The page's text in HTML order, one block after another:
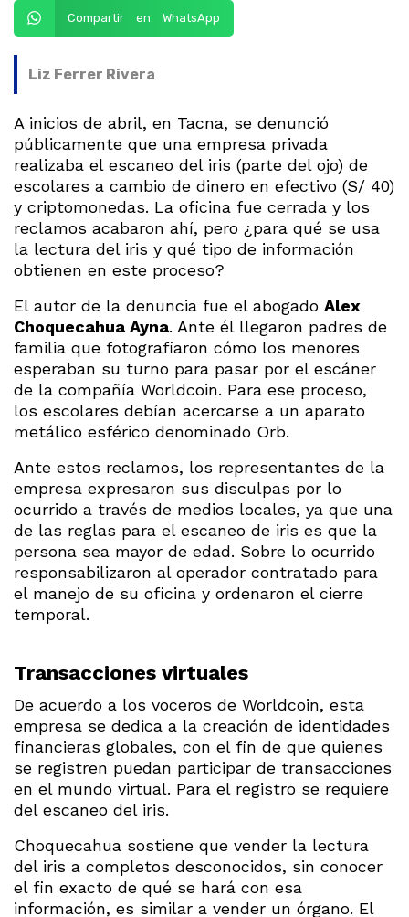
Compartir en WhatsApp
Liz Ferrer Rivera
A inicios de abril, en Tacna, se denunció
públicamente que una empresa privada
realizaba el escaneo del iris (parte del ojo) de
escolares a cambio de dinero en efectivo (S/ 40)
y criptomonedas. La oficina fue cerrada y los
reclamos acabaron ahí, pero ¿para qué se usa
la lectura del iris y qué tipo de información
obtienen en este proceso?
El autor de la denuncia fue el abogado Alex
Choquecahua Ayna. Ante él llegaron padres de
familia que fotografiaron cómo los menores
esperaban su turno para pasar por el escáner
de la compañía Worldcoin. Para ese proceso,
los escolares debían acercarse a un aparato
metálico esférico denominado Orb.
Ante estos reclamos, los representantes de la
empresa expresaron sus disculpas por lo
ocurrido a través de medios locales, ya que una
de las reglas para el escaneo de iris es que la
persona sea mayor de edad. Sobre lo ocurrido
responsabilizaron al operador contratado para
el manejo de su oficina y ordenaron el cierre
temporal.
Transacciones virtuales
De acuerdo a los voceros de Worldcoin, esta
empresa se dedica a la creación de identidades
financieras globales, con el fin de que quienes
se registren puedan participar de transacciones
en el mundo virtual. Para el registro se requiere
del escaneo del iris.
Choquecahua sostiene que vender la lectura
del iris a completos desconocidos, sin conocer
el fin exacto de qué se hará con esa
información, es similar a vender un órgano. El